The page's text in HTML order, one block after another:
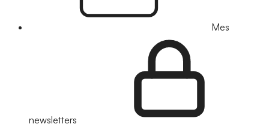
Mes
newsletters